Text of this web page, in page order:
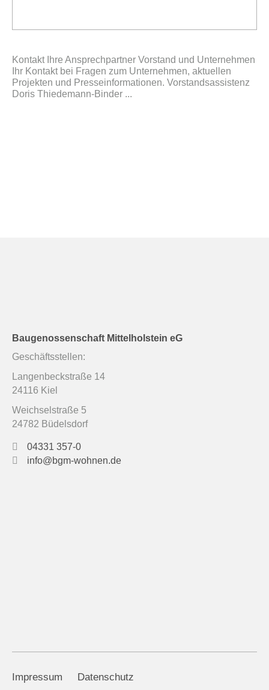
Kontakt Ihre Ansprechpartner Vorstand und Unternehmen
Ihr Kontakt bei Fragen zum Unternehmen, aktuellen
Projekten und Presseinformationen. Vorstandsassistenz
Doris Thiedemann-Binder ...
Baugenossenschaft Mittelholstein eG
Geschäftsstellen:
Langenbeckstraße 14
24116 Kiel
Weichselstraße 5
24782 Büdelsdorf
04331 357-0
info@bgm-wohnen.de
Impressum Datenschutz